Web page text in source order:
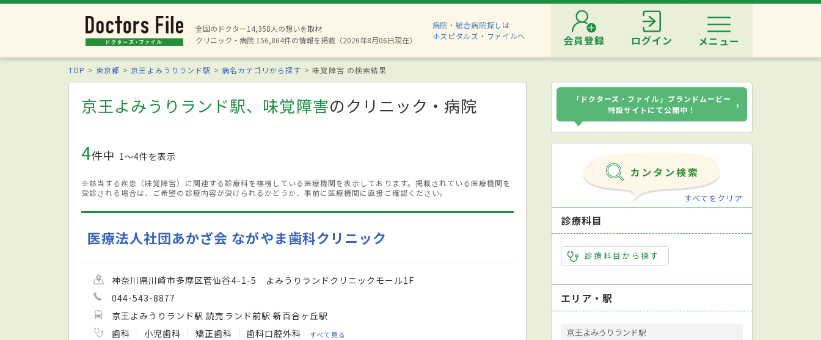
全国のドクター14,358人の想いを取材
クリニック・病院 156,864件の情報を掲載（2026年8月06日現在）
病院・総合病院探しは
ホスピタルズ・ファイルへ
会員登録 ログイン メニュー
TOP 東京都 京王よみうりランド駅 病名カテゴリから探す 味覚障害 の検索結果
京王よみうりランド駅、味覚障害のクリニック・病院
4件中 1〜4件を表示
※該当する疾患（味覚障害）に関連する診療科を標榜している医療機関を表示しております。掲載されている医療機関を
受診される場合は、ご希望の診療内容が受けられるかどうか、事前に医療機関に直接ご確認ください。
医療法人社団あかざ会 ながやま歯科クリニック
神奈川県川崎市多摩区菅仙谷4-1-5 よみうりランドクリニックモール1F
044-543-8877
京王よみうりランド駅 読売ランド前駅 新百合ヶ丘駅
歯科
小児歯科 矯正歯科 歯科口腔外科 すべて見る
「ドクターズ・ファイル」ブランドムービー
特設サイトにて公開中！
›
すべてをクリア
診療科目
診療科目から探す
エリア・駅
京王よみうりランド駅